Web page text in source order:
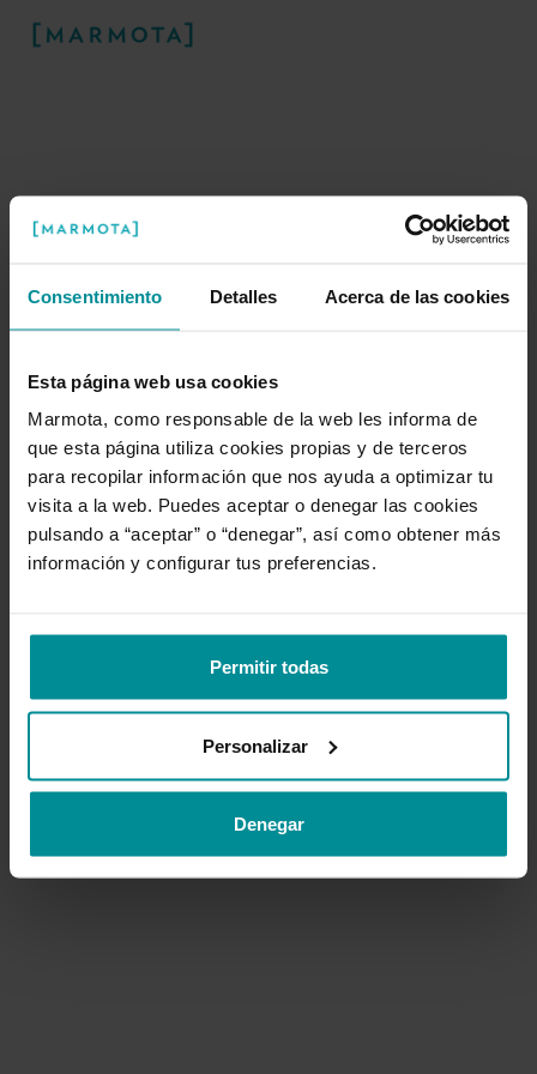
Consentimiento Detalles Acerca de las cookies
Esta página web usa cookies
Marmota, como responsable de la web les informa de
que esta página utiliza cookies propias y de terceros
para recopilar información que nos ayuda a optimizar tu
visita a la web. Puedes aceptar o denegar las cookies
pulsando a “aceptar” o “denegar”, así como obtener más
información y configurar tus preferencias.
Permitir todas
Personalizar
Denegar
¡Ups! Algo ha ido mal
Nuestra marmota está trabajando duro
para arreglar este problema en la
madriguera.
CONTACTAR SOPORTE